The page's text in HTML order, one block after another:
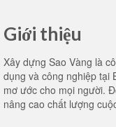
Giới thiệu
Xây dựng Sao Vàng là
dụng và công nghiệp tại
mơ ước cho mọi người.
nâng cao chất lượng